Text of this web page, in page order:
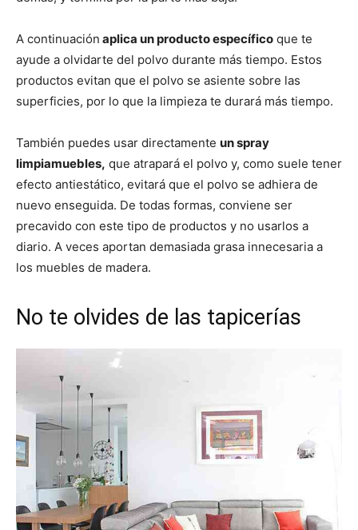
A continuación aplica un producto específico que te
ayude a olvidarte del polvo durante más tiempo. Estos
productos evitan que el polvo se asiente sobre las
superficies, por lo que la limpieza te durará más tiempo.
También puedes usar directamente un spray
limpiamuebles, que atrapará el polvo y, como suele tener
efecto antiestático, evitará que el polvo se adhiera de
nuevo enseguida. De todas formas, conviene ser
precavido con este tipo de productos y no usarlos a
diario. A veces aportan demasiada grasa innecesaria a
los muebles de madera.
No te olvides de las tapicerías